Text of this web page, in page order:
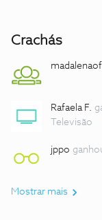
Crachás
Rafaela F.
Televisão
jppo
Mostrar mais